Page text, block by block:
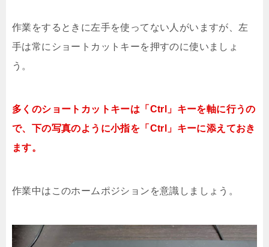
作業をするときに左手を使ってない人がいますが、左
手は常にショートカットキーを押すのに使いましょ
う。
多くのショートカットキーは「Ctrl」キーを軸に行うの
で、下の写真のように小指を「Ctrl」キーに添えておき
ます。
作業中はこのホームポジションを意識しましょう。